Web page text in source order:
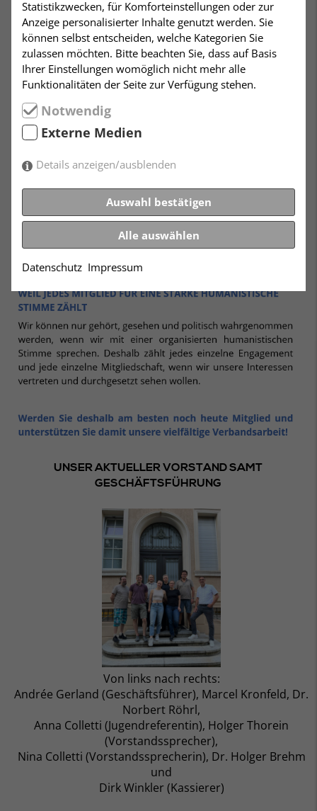
UNSER AKTUELLER VORSTAND SAMT
GESCHÄFTSFÜHRUNG
Von links nach rechts:
Andrée Gerland (Geschäftsführer), Marcel Kronfeld, Dr.
Norbert Röhrl,
Anna Colletti (Jugendreferentin), Holger Thorein
(Vorstandssprecher),
Nina Colletti (Vorstandssprecherin), Dr. Holger Brehm
und
Dirk Winkler (Kassierer)
Statistikzwecken, für Komforteinstellungen oder zur
Anzeige personalisierter Inhalte genutzt werden. Sie
können selbst entscheiden, welche Kategorien Sie
zulassen möchten. Bitte beachten Sie, dass auf Basis
Ihrer Einstellungen womöglich nicht mehr alle
Funktionalitäten der Seite zur Verfügung stehen.
Notwendig
Externe Medien
Details anzeigen/ausblenden
Auswahl bestätigen
Alle auswählen
Datenschutz Impressum